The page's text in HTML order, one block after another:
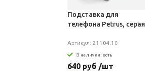
Подставка для
телефона Petrus, серая
Артикул: 21104.10
В наличии: есть
640 руб /шт